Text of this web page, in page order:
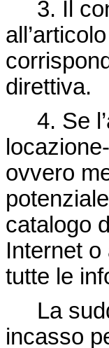
3. Il
direttiva.
4. Se
ovvero
catalogo
Internet
tutte le
La
incasso